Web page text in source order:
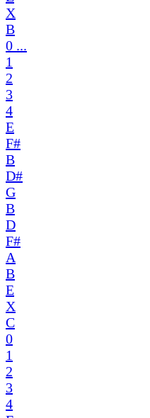
X
B
0 ...
1
2
3
4
E
F#
B
D#
G
B
D
F#
A
B
E
X
C
0
1
2
3
4